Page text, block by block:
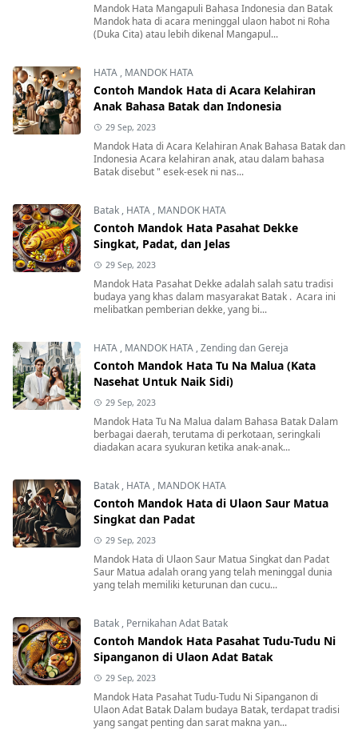
Mandok Hata Mangapuli Bahasa Indonesia dan Batak
Mandok hata di acara meninggal ulaon habot ni Roha
(Duka Cita) atau lebih dikenal Mangapul...
HATA , MANDOK HATA
Contoh Mandok Hata di Acara Kelahiran
Anak Bahasa Batak dan Indonesia
29 Sep, 2023
Mandok Hata di Acara Kelahiran Anak Bahasa Batak dan
Indonesia Acara kelahiran anak, atau dalam bahasa
Batak disebut " esek-esek ni nas...
Batak , HATA , MANDOK HATA
Contoh Mandok Hata Pasahat Dekke
Singkat, Padat, dan Jelas
29 Sep, 2023
Mandok Hata Pasahat Dekke adalah salah satu tradisi
budaya yang khas dalam masyarakat Batak . Acara ini
melibatkan pemberian dekke, yang bi...
HATA , MANDOK HATA ,Zending dan Gereja
Contoh Mandok Hata Tu Na Malua (Kata
Nasehat Untuk Naik Sidi)
29 Sep, 2023
Mandok Hata Tu Na Malua dalam Bahasa Batak Dalam
berbagai daerah, terutama di perkotaan, seringkali
diadakan acara syukuran ketika anak-anak...
Batak , HATA , MANDOK HATA
Contoh Mandok Hata di Ulaon Saur Matua
Singkat dan Padat
29 Sep, 2023
Mandok Hata di Ulaon Saur Matua Singkat dan Padat
Saur Matua adalah orang yang telah meninggal dunia
yang telah memiliki keturunan dan cucu...
Batak , Pernikahan Adat Batak
Contoh Mandok Hata Pasahat Tudu-Tudu Ni
Sipanganon di Ulaon Adat Batak
29 Sep, 2023
Mandok Hata Pasahat Tudu-Tudu Ni Sipanganon di
Ulaon Adat Batak Dalam budaya Batak, terdapat tradisi
yang sangat penting dan sarat makna yan...